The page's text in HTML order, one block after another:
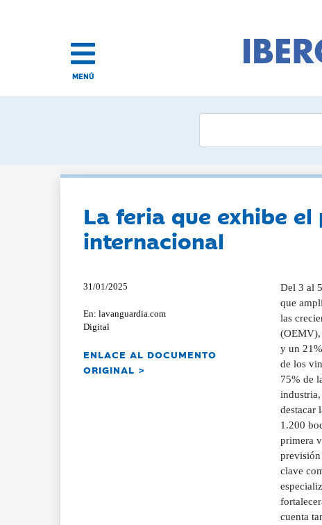
MENÚ
La feria que exhibe
internacional
31/01/2025
En: lavanguardia.com
Digital
ENLACE AL DOCUMENTO
ORIGINAL >
Del 3 al
que
las
(OEMV),
y un
de los
75% de
destacar
1.200
primera
previsión
clave
cuenta